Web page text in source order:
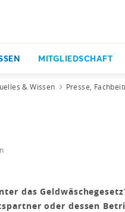
MITGLIEDSCHAFT
& Wissen Presse,
das
oder dessen